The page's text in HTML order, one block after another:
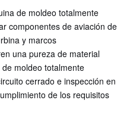
de moldeo totalmente
componentes de aviación de
y marcos
una pureza de material
moldeo totalmente
cerrado e inspección en
de los requisitos